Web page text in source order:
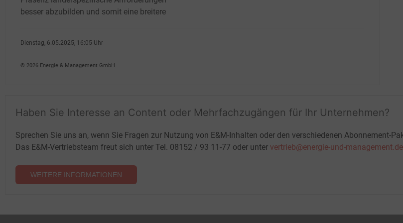
besser abzubilden und somit eine breitere
Dienstag, 6.05.2025, 16:05 Uhr
© 2026 Energie & Management GmbH
Haben Sie Interesse an Content oder Mehrfachzugängen für Ihr Unternehmen?
Sprechen Sie uns an, wenn Sie Fragen zur Nutzung von E&M-Inhalten oder den verschiedenen Abonnement-
Das E&M-Vertriebsteam freut sich unter Tel. 08152 / 93 11-77 oder unter vertrieb@energie-und-management.de
WEITERE INFORMATIONEN